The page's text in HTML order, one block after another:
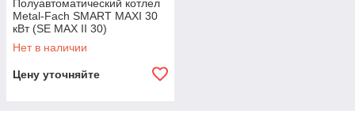
Полуавтоматический котлел
Metal-Fach SMART MAXI 30
кВт (SE MAX II 30)
Нет в наличии
Цену уточняйте